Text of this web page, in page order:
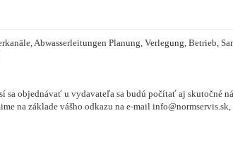
Abwasserleitungen Planung, Verlegung, Betrieb,
sa objednávať u vydavateľa sa budú počítať aj skutočné
na základe vášho odkazu na e-mail info@normservis.sk,